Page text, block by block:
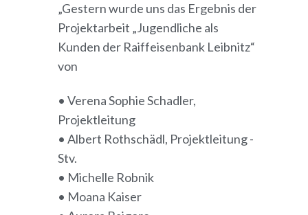
„Gestern wurde uns das Ergebnis der
Projektarbeit „Jugendliche als
Kunden der Raiffeisenbank Leibnitz“
von
• Verena Sophie Schadler,
Projektleitung
• Albert Rothschädl, Projektleitung -
Stv.
• Michelle Robnik
• Moana Kaiser